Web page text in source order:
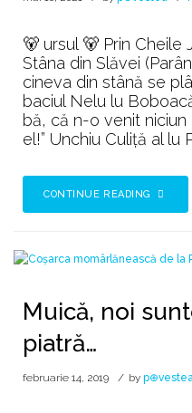
🐻 ursul 🐻 Prin Cheile
Stâna din Slăvei
cineva din stână se
baciul Nelu lu
bă, că n-o venit niciun
el!” Unchiu Culiță al lu
CONTINUE READING
Muică, noi
piatră…
februarie 14, 2019 by